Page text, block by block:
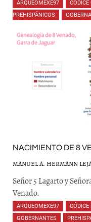
ARQUEOMEXE97
PREHISPÁNICOS
NACIMIENTO DE 8
MANUEL A. HERMANN
Señor 5 Lagarto y
Venado.
ARQUEOMEXE97
GOBERNANTES